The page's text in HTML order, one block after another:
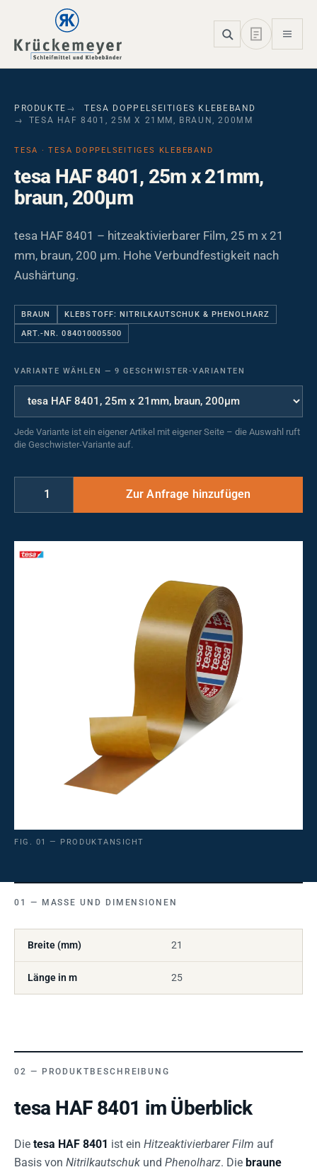
Skip to main navigation
Skip to main content
Skip to page footer
PRODUKTE
TESA DOPPELSEITIGES KLEBEBAND
TESA HAF 8401, 25M X 21MM, BRAUN, 200ΜM
TESA · TESA DOPPELSEITIGES KLEBEBAND
tesa HAF 8401, 25m x 21mm,
braun, 200µm
tesa HAF 8401 – hitzeaktivierbarer Film, 25 m x 21
mm, braun, 200 µm. Hohe Verbundfestigkeit nach
Aushärtung.
BRAUN KLEBSTOFF: NITRILKAUTSCHUK & PHENOLHARZ
ART.-NR. 084010005500
VARIANTE WÄHLEN — 9 GESCHWISTER-VARIANTEN
Jede Variante ist ein eigener Artikel mit eigener Seite – die Auswahl ruft
die Geschwister-Variante auf.
FIG. 01 — PRODUKTANSICHT
MASSE UND DIMENSIONEN
Breite (mm) 21
Länge in m 25
PRODUKTBESCHREIBUNG
tesa HAF 8401 im Überblick
Die tesa HAF 8401 ist ein Hitzeaktivierbarer Film auf
Basis von Nitrilkautschuk und Phenolharz. Die braune